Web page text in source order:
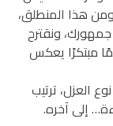
هذا المنطلق،
جمهورك، ونقترح
مبتكرًا يعكس
العزل، ترتيب
إلى آخره.